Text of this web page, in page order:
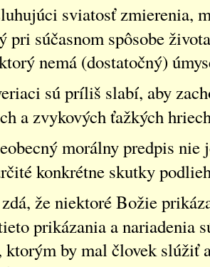
sviatosť zmierenia,
pri súčasnom spôsobe
nemá (dostatočný)
sú príliš slabí, aby
a zvykových ťažkých
morálny predpis
konkrétne skutky
že niektoré Božie
prikázania a nariadenia
ktorým by mal človek slúžiť